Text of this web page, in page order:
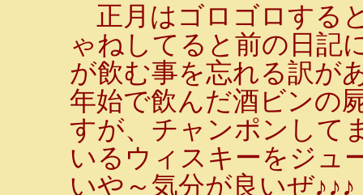
正月はゴロゴロする
ゃねしてると前の日記
が飲む事を忘れる訳が
年始で飲んだ酒ビンの
すが、チャンポンして
いるウィスキーをジュ
いや～気分が良いぜ♪♪♪